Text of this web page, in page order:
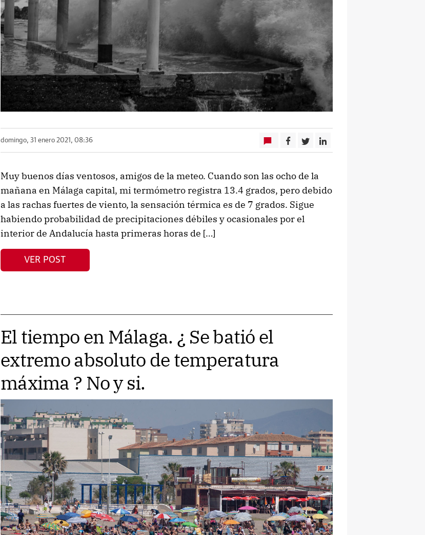
domingo, 31 enero 2021, 08:36
Muy buenos días ventosos, amigos de la meteo. Cuando son las ocho de la
mañana en Málaga capital, mi termómetro registra 13.4 grados, pero debido
a las rachas fuertes de viento, la sensación térmica es de 7 grados. Sigue
habiendo probabilidad de precipitaciones débiles y ocasionales por el
interior de Andalucía hasta primeras horas de […]
VER POST
El tiempo en Málaga. ¿ Se batió el
extremo absoluto de temperatura
máxima ? No y si.